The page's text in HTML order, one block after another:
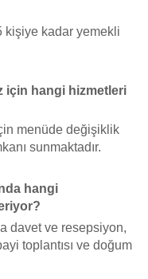
kişiye kadar yemekli
için hangi hizmetleri
menüde değişiklik
sunmaktadır.
hangi
davet ve resepsiyon,
toplantısı ve doğum